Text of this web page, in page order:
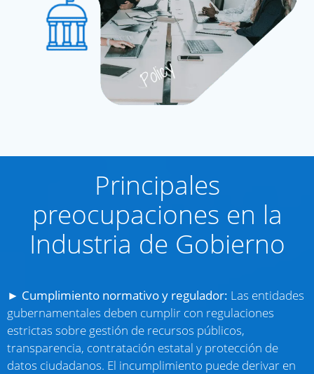
Principales
preocupaciones en la
Industria de Gobierno
► Cumplimiento normativo y regulador: Las entidades
gubernamentales deben cumplir con regulaciones
estrictas sobre gestión de recursos públicos,
transparencia, contratación estatal y protección de
datos ciudadanos. El incumplimiento puede derivar en